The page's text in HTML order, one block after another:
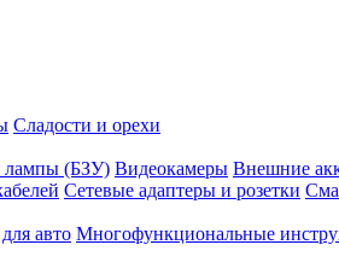
Сладости и орехи
лампы (БЗУ) Видеокамеры Внешние
Сетевые адаптеры и розетки
авто Многофункциональные